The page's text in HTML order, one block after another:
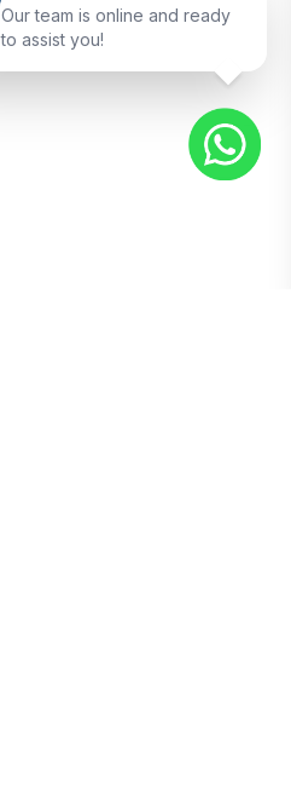
Our team is online and ready
to assist you!